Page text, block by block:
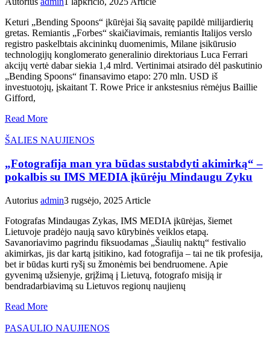
Keturi „Bending Spoons“ įkūrėjai šią savaitę papildė milijardierių
gretas. Remiantis „Forbes“ skaičiavimais, remiantis Italijos verslo
registro paskelbtais akcininkų duomenimis, Milane įsikūrusio
technologijų konglomerato generalinio direktoriaus Luca Ferrari
akcijų vertė dabar siekia 1,4 mlrd. Vertinimai atsirado dėl paskutinio
„Bending Spoons“ finansavimo etapo: 270 mln. USD iš
investuotojų, įskaitant T. Rowe Price ir ankstesnius rėmėjus Baillie
Gifford,
Read More
ŠALIES NAUJIENOS
„Fotografija man yra būdas sustabdyti akimirką“ –
pokalbis su IMS MEDIA įkūrėju Mindaugu Zyku
Autorius admin3 rugsėjo, 2025 Article
Fotografas Mindaugas Zykas, IMS MEDIA įkūrėjas, šiemet
Lietuvoje pradėjo naują savo kūrybinės veiklos etapą.
Savanoriavimo pagrindu fiksuodamas „Šiaulių naktų“ festivalio
akimirkas, jis dar kartą įsitikino, kad fotografija – tai ne tik profesija,
bet ir būdas kurti ryšį su žmonėmis bei bendruomene. Apie
gyvenimą užsienyje, grįžimą į Lietuvą, fotografo misiją ir
bendradarbiavimą su Lietuvos regionų naujienų
Read More
PASAULIO NAUJIENOS